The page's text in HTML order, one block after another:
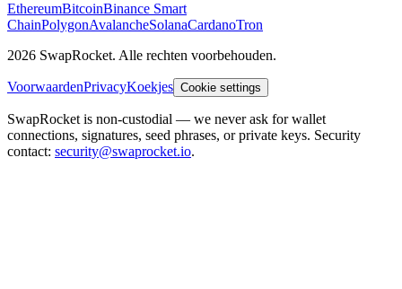
EthereumBitcoinBinance Smart
ChainPolygonAvalancheSolanaCardanoTron
2026 SwapRocket. Alle rechten voorbehouden.
VoorwaardenPrivacyKoekjes Cookie settings
SwapRocket is non-custodial — we never ask for wallet
connections, signatures, seed phrases, or private keys. Security
contact: security@swaprocket.io.